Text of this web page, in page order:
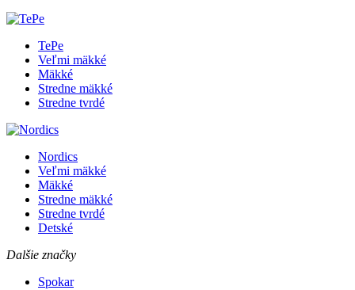
TePe
Veľmi mäkké
Mäkké
Stredne mäkké
Stredne tvrdé
Nordics
Veľmi mäkké
Mäkké
Stredne mäkké
Stredne tvrdé
Detské
Dalšie značky
Spokar